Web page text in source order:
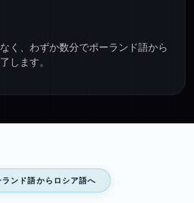
く、わずか数分でポーランド語から
します。
ランド語からロシア語へ